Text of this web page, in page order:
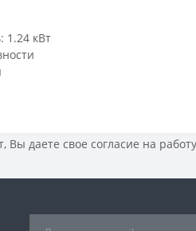
1.24 кВт
Вы даете свое согласие на